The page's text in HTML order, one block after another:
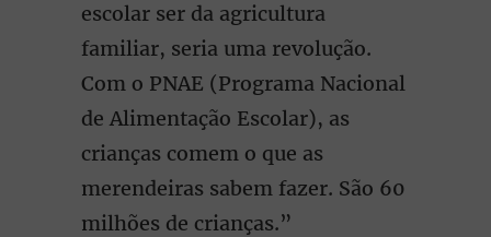
escolar ser da agricultura
familiar, seria uma revolução.
Com o PNAE (Programa Nacional
de Alimentação Escolar), as
crianças comem o que as
merendeiras sabem fazer. São 60
milhões de crianças.”